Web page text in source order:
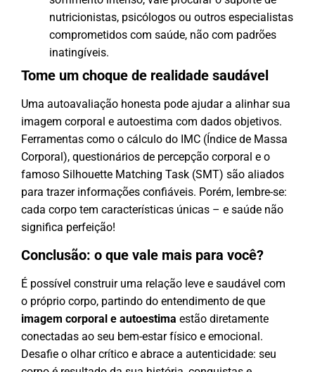
nutricionistas, psicólogos ou outros especialistas
comprometidos com saúde, não com padrões
inatingíveis.
Tome um choque de realidade saudável
Uma autoavaliação honesta pode ajudar a alinhar sua
imagem corporal e autoestima com dados objetivos.
Ferramentas como o cálculo do IMC (Índice de Massa
Corporal), questionários de percepção corporal e o
famoso Silhouette Matching Task (SMT) são aliados
para trazer informações confiáveis. Porém, lembre-se:
cada corpo tem características únicas – e saúde não
significa perfeição!
Conclusão: o que vale mais para você?
É possível construir uma relação leve e saudável com
o próprio corpo, partindo do entendimento de que
imagem corporal e autoestima estão diretamente
conectadas ao seu bem-estar físico e emocional.
Desafie o olhar crítico e abrace a autenticidade: seu